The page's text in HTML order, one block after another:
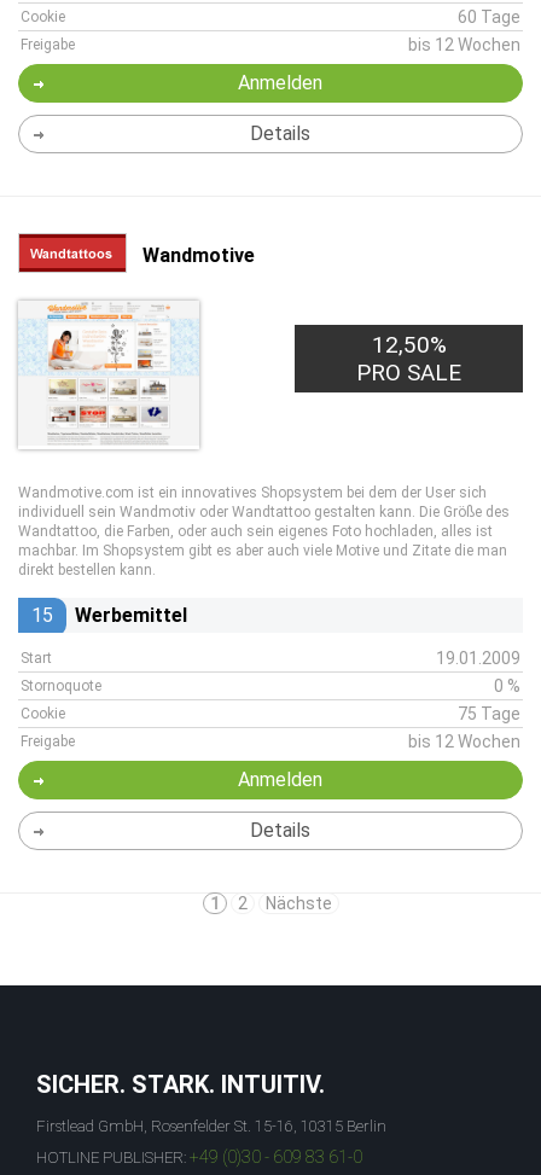
Cookie 60 Tage
Freigabe bis 12 Wochen
Anmelden
Details
Wandmotive
12,50%
PRO SALE
Wandmotive.com ist ein innovatives Shopsystem bei dem der User sich
individuell sein Wandmotiv oder Wandtattoo gestalten kann. Die Größe des
Wandtattoo, die Farben, oder auch sein eigenes Foto hochladen, alles ist
machbar. Im Shopsystem gibt es aber auch viele Motive und Zitate die man
direkt bestellen kann.
15 Werbemittel
Start 19.01.2009
Stornoquote 0 %
Cookie 75 Tage
Freigabe bis 12 Wochen
Anmelden
Details
1 2 Nächste
SICHER. STARK. INTUITIV.
Firstlead GmbH, Rosenfelder St. 15-16, 10315 Berlin
HOTLINE PUBLISHER: +49 (0)30 - 609 83 61-0